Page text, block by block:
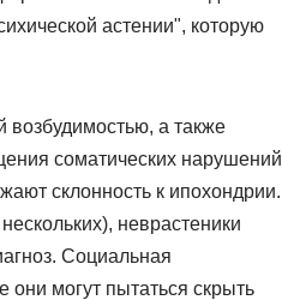
астении", которую
возбудимостью, а также
соматических нарушений
склонность к ипохондрии.
неврастеники
Социальная
они могут пытаться скрыть